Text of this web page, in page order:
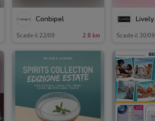
Conbipel
Scade il 22/09 2.8 km
Lively
Scade il 30/09